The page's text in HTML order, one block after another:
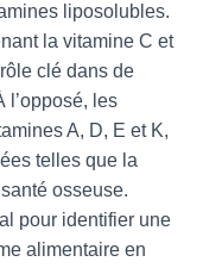
liposolubles.
la vitamine C et
clé dans de
l’opposé, les
A, D, E et K,
telles que la
osseuse.
pour identifier une
alimentaire en